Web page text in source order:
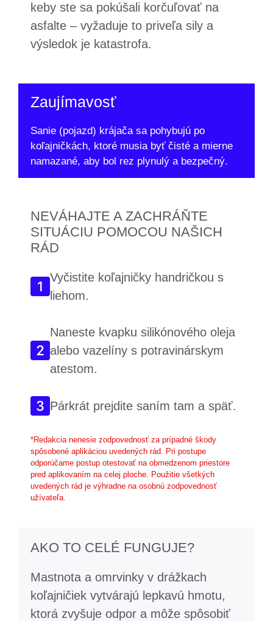
keby ste sa pokúšali korčuľovať na
asfalte – vyžaduje to priveľa sily a
výsledok je katastrofa.
Zaujímavosť
Sanie (pojazd) krájača sa pohybujú po
koľajničkách, ktoré musia byť čisté a mierne
namazané, aby bol rez plynulý a bezpečný.
NEVÁHAJTE A ZACHRÁŇTE
SITUÁCIU POMOCOU NAŠICH
RÁD
Vyčistite koľajničky handričkou s
liehom.
Naneste kvapku silikónového oleja
alebo vazelíny s potravinárskym
atestom.
Párkrát prejdite saním tam a späť.
*Redakcia nenesie zodpovednosť za prípadné škody
spôsobené aplikáciou uvedených rád. Pri postupe
odporúčame postup otestovať na obmedzenom priestore
pred aplikovaním na celej ploche. Použitie všetkých
uvedených rád je výhradne na osobnú zodpovednosť
užívateľa.
AKO TO CELÉ FUNGUJE?
Mastnota a omrvinky v drážkach
koľajničiek vytvárajú lepkavú hmotu,
ktorá zvyšuje odpor a môže spôsobiť